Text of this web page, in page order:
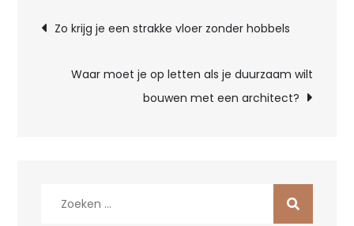
Bericht
navigatie
Zo krijg je een strakke vloer zonder hobbels
Waar moet je op letten als je duurzaam wilt
bouwen met een architect?